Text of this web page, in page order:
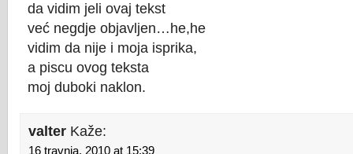
da vidim jeli ovaj tekst
već negdje objavljen…he,he
vidim da nije i moja isprika,
a piscu ovog teksta
moj duboki naklon.
valter Kaže:
16 travnja, 2010 at 15:39